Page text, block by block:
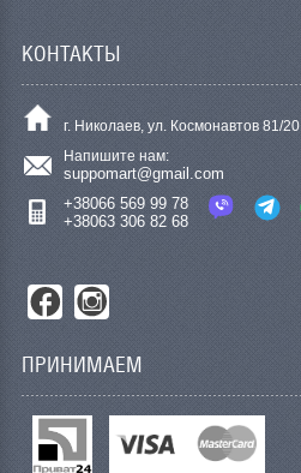
КОНТАКТЫ
г. Николаев, ул. Космонавтов 81/20
Напишите нам:
suppomart@gmail.com
+38066 569 99 78
+38063 306 82 68
ПРИНИМАЕМ